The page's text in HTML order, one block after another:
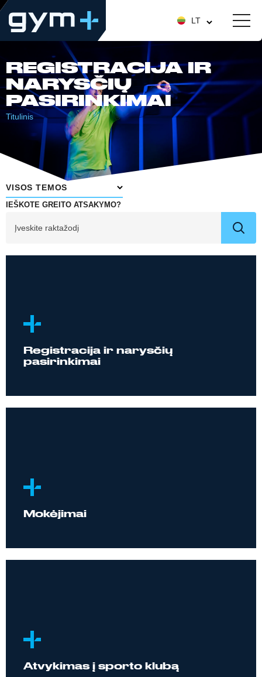
LT
REGISTRACIJA IR
NARYSČIŲ
PASIRINKIMAI
Titulinis
VISOS TEMOS
IEŠKOTE GREITO ATSAKYMO?
Registracija ir narysčių
pasirinkimai
Mokėjimai
Atvykimas į sporto klubą